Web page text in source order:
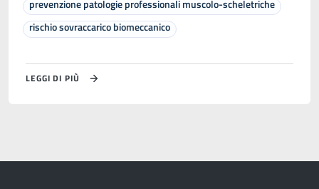
prevenzione patologie professionali muscolo-scheletriche
rischio sovraccarico biomeccanico
LEGGI DI PIÙ